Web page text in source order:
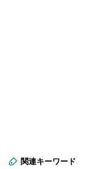
関連キーワード